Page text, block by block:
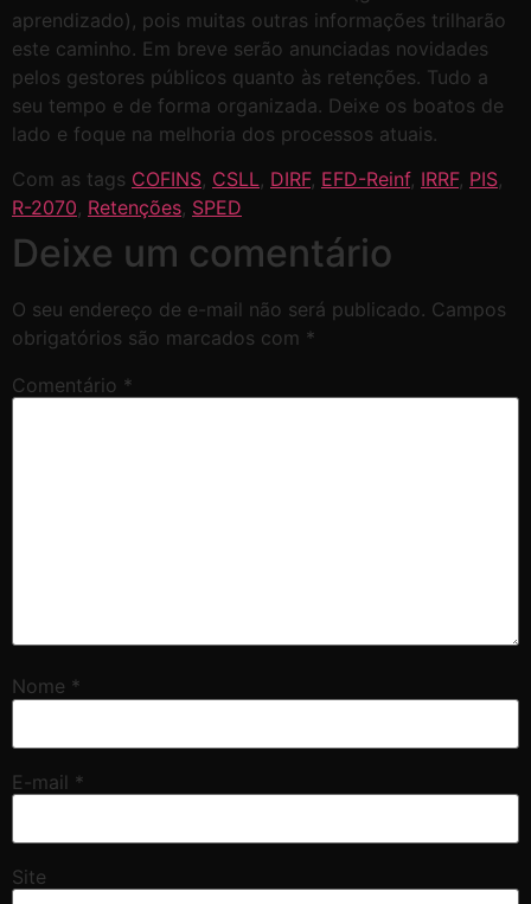
aprendizado), pois muitas outras informações trilharão
este caminho. Em breve serão anunciadas novidades
pelos gestores públicos quanto às retenções. Tudo a
seu tempo e de forma organizada. Deixe os boatos de
lado e foque na melhoria dos processos atuais.
Com as tags COFINS CSLL DIRF, EFD-Reinf, IRRF, PIS
R-2070 Retenções SPED
Deixe um comentário
O seu endereço de e-mail não será publicado. Campos
obrigatórios são marcados com *
Comentário *
Nome *
E-mail *
Site